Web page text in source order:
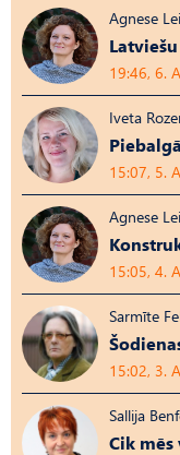
Agnese
19:46, 6.
Iveta
15:07, 5.
Agnese
15:05, 4.
Sarmīte
15:02, 3.
Sallija
Cik